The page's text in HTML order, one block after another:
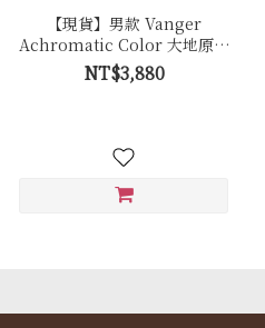
【現貨】男款 Vanger
Achromatic Color 大地原色
休閒鞋－Ca001皚白色(牛皮)
NT$3,880